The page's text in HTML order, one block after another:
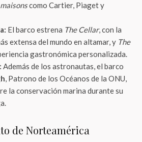
maisonscomo Cartier, Piaget y
El barco estrena The Cellar, con la
extensa del mundo en altamar, y The
gastronómica personalizada.
Además de los astronautas, el barco
, Patrono de los Océanos de la ONU,
la conservación marina durante su
de Norteamérica